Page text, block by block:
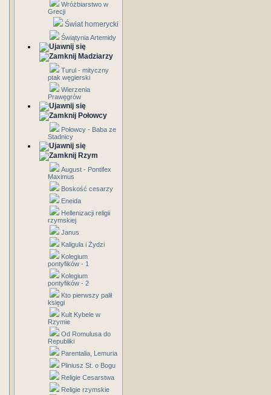
Wróżbiarstwo w
Grecji
Świat homerycki
Świątynia Artemidy
Madziarzy
Turul - mityczny
ptak węgierski
Wierzenia
Prawęgrów
Połowcy
Połowcy - Baba ze
Stadnicy
Rzym
August - Pontifex
Maximus
Boskość cesarzy
Eneida
Hellenizacji religii
rzymskiej
Janus
Kaligula i Żydzi
Kolegium
pontyfików - 1
Kolegium
pontyfików - 2
Kto pierwszy palił
księgi
Kult Kybele w
Rzymie
Od Romulusa do
Republiki
Parentalia, Lemuria
Pliniusz St. o Bogu
Religie Cesarstwa
Religie rzymskie